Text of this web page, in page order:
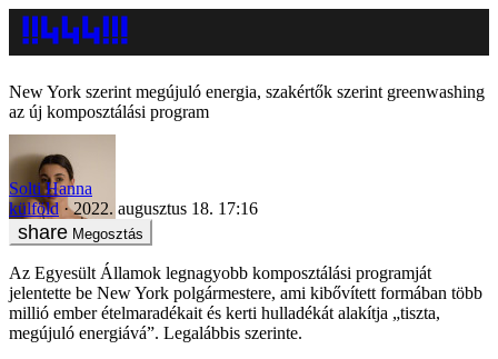
New York szerint megújuló energia, szakértők szerint greenwashing
az új komposztálási program
Solti Hanna
külföld
2022. augusztus 18. 17:16
Megosztás
Az Egyesült Államok legnagyobb komposztálási programját
jelentette be New York polgármestere, ami kibővített formában több
millió ember ételmaradékait és kerti hulladékát alakítja „tiszta,
megújuló energiává”. Legalábbis szerinte.